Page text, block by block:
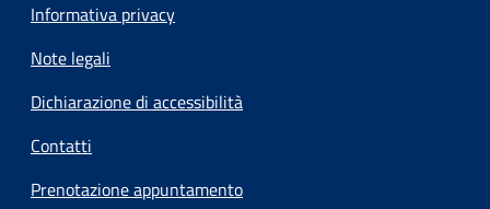
Informativa privacy
Note legali
Dichiarazione di accessibilità
Contatti
Prenotazione appuntamento